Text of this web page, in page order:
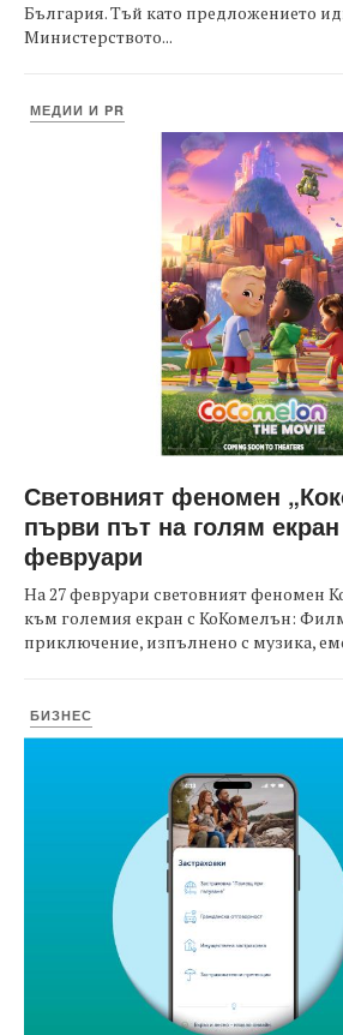
България. Тъй като предложението
Министерството...
МЕДИИ И PR
Световният феномен
първи път на голям
февруари
На 27 февруари световният феномен
към големия екран с КоКомелън:
приключение, изпълнено с музика,
БИЗНЕС